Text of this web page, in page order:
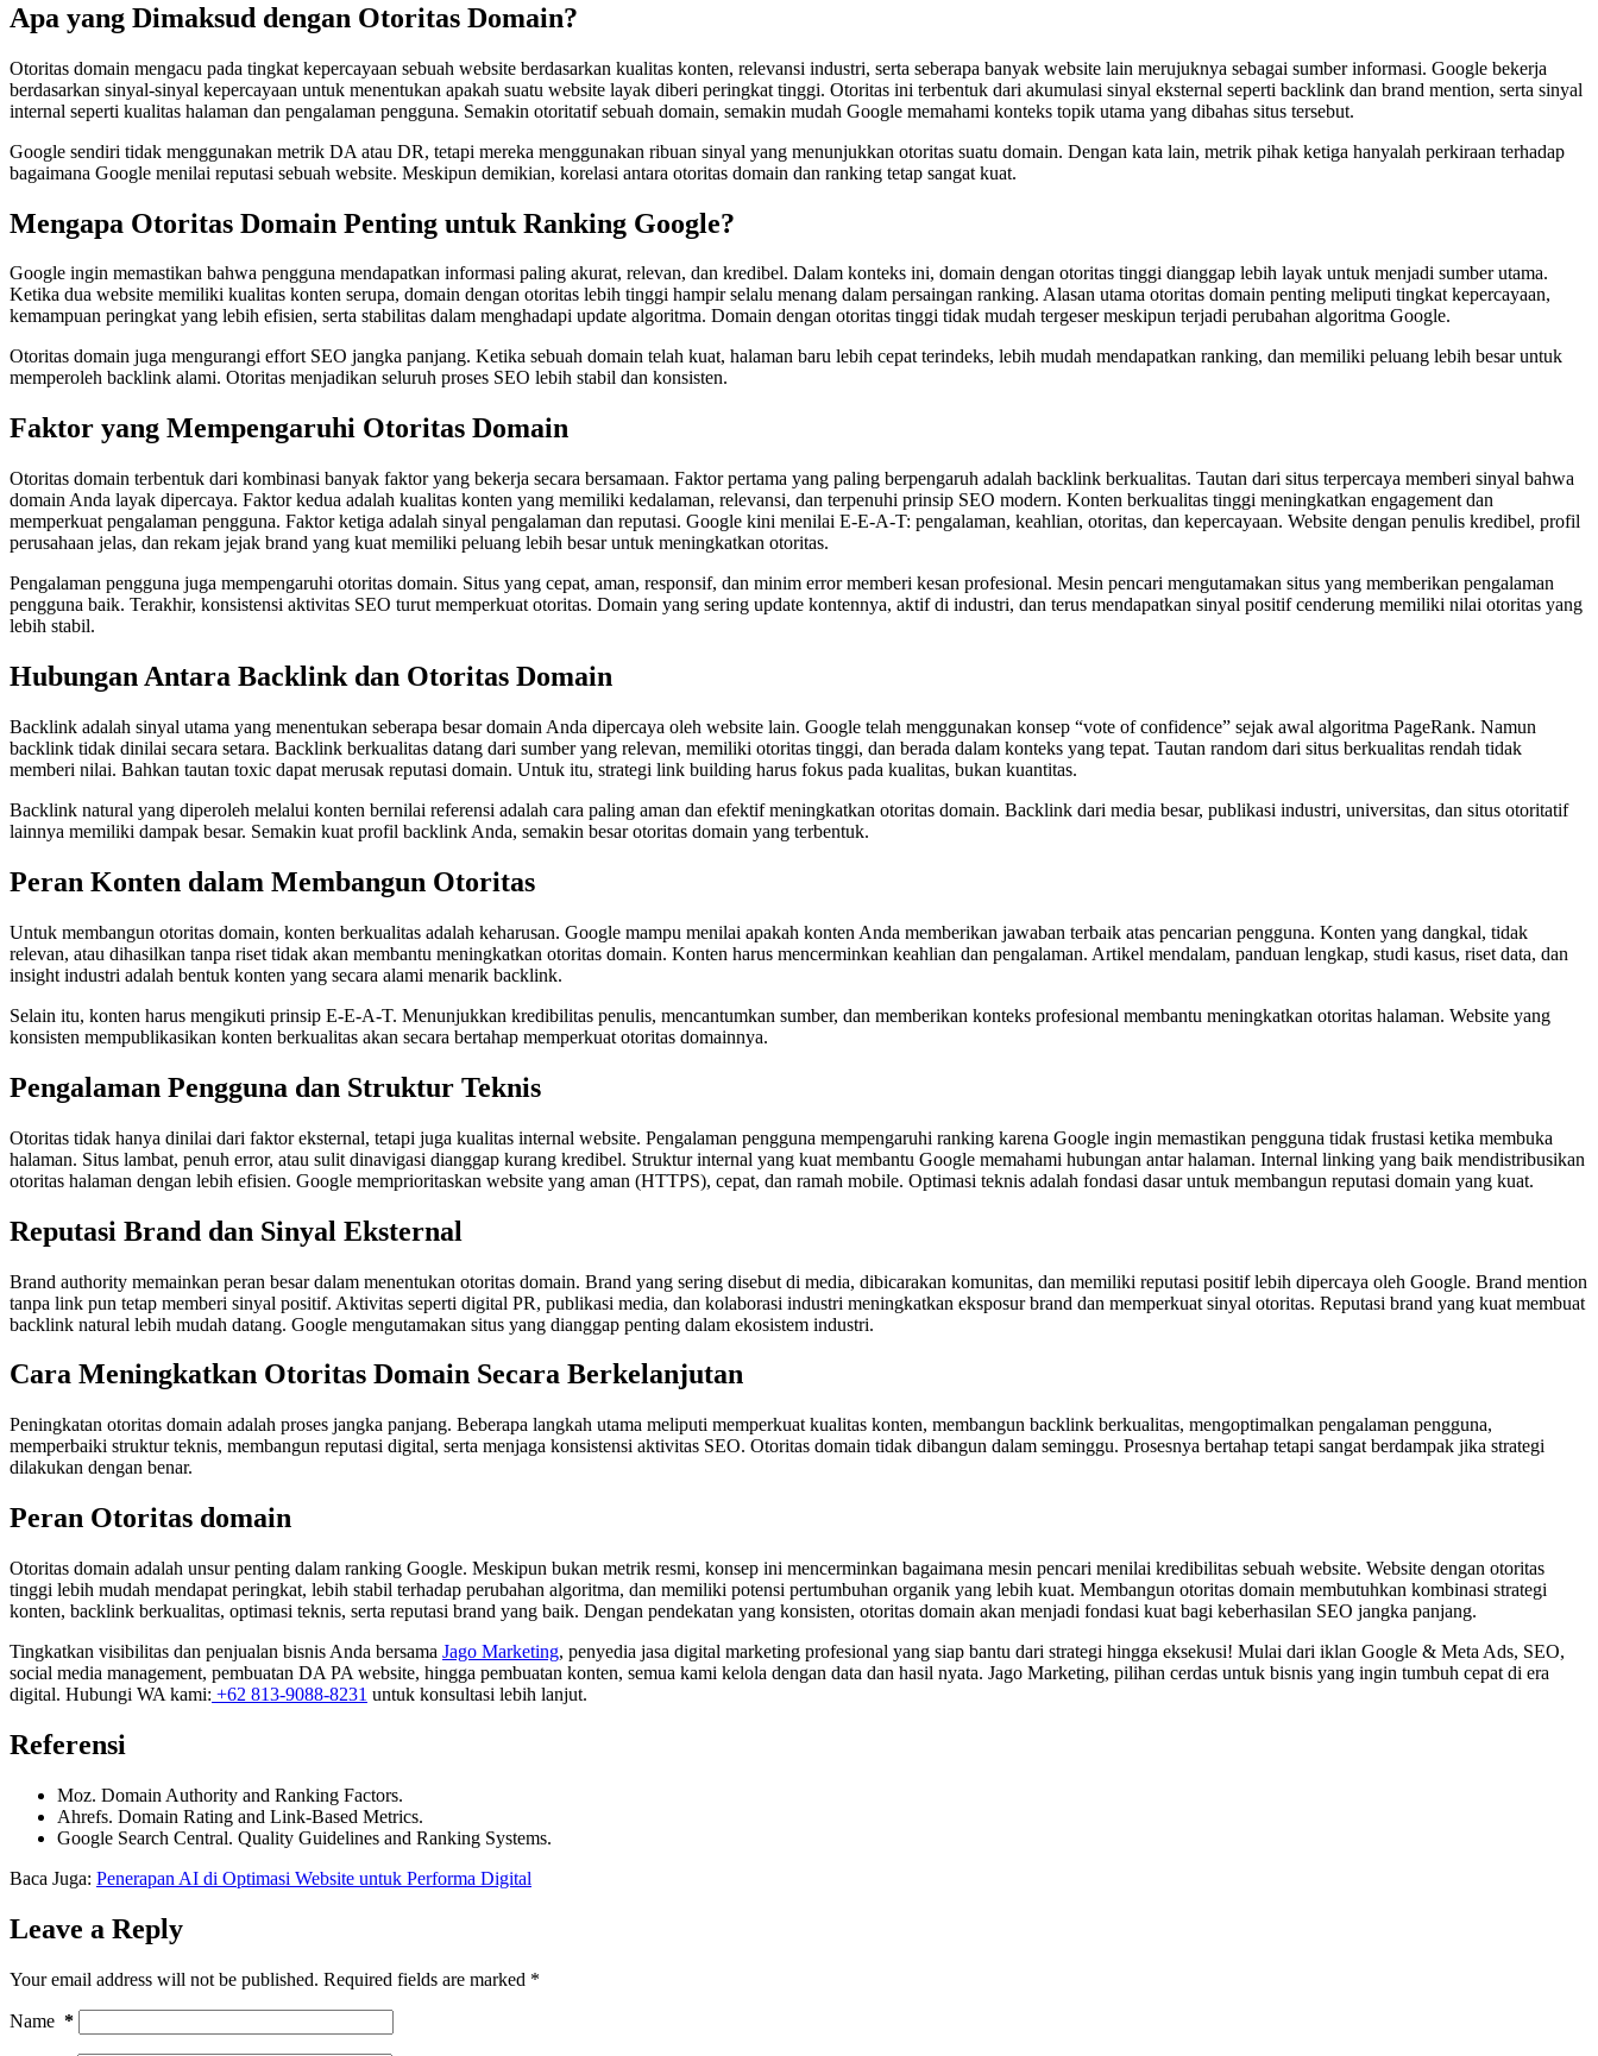
Apa yang Dimaksud dengan Otoritas Domain?
Otoritas domain mengacu pada tingkat kepercayaan sebuah website berdasarkan kualitas konten, relevansi industri, serta seberapa banyak website lain merujuknya sebagai sumber informasi. Google bekerja
berdasarkan sinyal-sinyal kepercayaan untuk menentukan apakah suatu website layak diberi peringkat tinggi. Otoritas ini terbentuk dari akumulasi sinyal eksternal seperti backlink dan brand mention, serta sinyal
internal seperti kualitas halaman dan pengalaman pengguna. Semakin otoritatif sebuah domain, semakin mudah Google memahami konteks topik utama yang dibahas situs tersebut.
Google sendiri tidak menggunakan metrik DA atau DR, tetapi mereka menggunakan ribuan sinyal yang menunjukkan otoritas suatu domain. Dengan kata lain, metrik pihak ketiga hanyalah perkiraan terhadap
bagaimana Google menilai reputasi sebuah website. Meskipun demikian, korelasi antara otoritas domain dan ranking tetap sangat kuat.
Mengapa Otoritas Domain Penting untuk Ranking Google?
Google ingin memastikan bahwa pengguna mendapatkan informasi paling akurat, relevan, dan kredibel. Dalam konteks ini, domain dengan otoritas tinggi dianggap lebih layak untuk menjadi sumber utama.
Ketika dua website memiliki kualitas konten serupa, domain dengan otoritas lebih tinggi hampir selalu menang dalam persaingan ranking. Alasan utama otoritas domain penting meliputi tingkat kepercayaan,
kemampuan peringkat yang lebih efisien, serta stabilitas dalam menghadapi update algoritma. Domain dengan otoritas tinggi tidak mudah tergeser meskipun terjadi perubahan algoritma Google.
Otoritas domain juga mengurangi effort SEO jangka panjang. Ketika sebuah domain telah kuat, halaman baru lebih cepat terindeks, lebih mudah mendapatkan ranking, dan memiliki peluang lebih besar untuk
memperoleh backlink alami. Otoritas menjadikan seluruh proses SEO lebih stabil dan konsisten.
Faktor yang Mempengaruhi Otoritas Domain
Otoritas domain terbentuk dari kombinasi banyak faktor yang bekerja secara bersamaan. Faktor pertama yang paling berpengaruh adalah backlink berkualitas. Tautan dari situs terpercaya memberi sinyal bahwa
domain Anda layak dipercaya. Faktor kedua adalah kualitas konten yang memiliki kedalaman, relevansi, dan terpenuhi prinsip SEO modern. Konten berkualitas tinggi meningkatkan engagement dan
memperkuat pengalaman pengguna. Faktor ketiga adalah sinyal pengalaman dan reputasi. Google kini menilai E-E-A-T: pengalaman, keahlian, otoritas, dan kepercayaan. Website dengan penulis kredibel, profil
perusahaan jelas, dan rekam jejak brand yang kuat memiliki peluang lebih besar untuk meningkatkan otoritas.
Pengalaman pengguna juga mempengaruhi otoritas domain. Situs yang cepat, aman, responsif, dan minim error memberi kesan profesional. Mesin pencari mengutamakan situs yang memberikan pengalaman
pengguna baik. Terakhir, konsistensi aktivitas SEO turut memperkuat otoritas. Domain yang sering update kontennya, aktif di industri, dan terus mendapatkan sinyal positif cenderung memiliki nilai otoritas yang
lebih stabil.
Hubungan Antara Backlink dan Otoritas Domain
Backlink adalah sinyal utama yang menentukan seberapa besar domain Anda dipercaya oleh website lain. Google telah menggunakan konsep “vote of confidence” sejak awal algoritma PageRank. Namun
backlink tidak dinilai secara setara. Backlink berkualitas datang dari sumber yang relevan, memiliki otoritas tinggi, dan berada dalam konteks yang tepat. Tautan random dari situs berkualitas rendah tidak
memberi nilai. Bahkan tautan toxic dapat merusak reputasi domain. Untuk itu, strategi link building harus fokus pada kualitas, bukan kuantitas.
Backlink natural yang diperoleh melalui konten bernilai referensi adalah cara paling aman dan efektif meningkatkan otoritas domain. Backlink dari media besar, publikasi industri, universitas, dan situs otoritatif
lainnya memiliki dampak besar. Semakin kuat profil backlink Anda, semakin besar otoritas domain yang terbentuk.
Peran Konten dalam Membangun Otoritas
Untuk membangun otoritas domain, konten berkualitas adalah keharusan. Google mampu menilai apakah konten Anda memberikan jawaban terbaik atas pencarian pengguna. Konten yang dangkal, tidak
relevan, atau dihasilkan tanpa riset tidak akan membantu meningkatkan otoritas domain. Konten harus mencerminkan keahlian dan pengalaman. Artikel mendalam, panduan lengkap, studi kasus, riset data, dan
insight industri adalah bentuk konten yang secara alami menarik backlink.
Selain itu, konten harus mengikuti prinsip E-E-A-T. Menunjukkan kredibilitas penulis, mencantumkan sumber, dan memberikan konteks profesional membantu meningkatkan otoritas halaman. Website yang
konsisten mempublikasikan konten berkualitas akan secara bertahap memperkuat otoritas domainnya.
Pengalaman Pengguna dan Struktur Teknis
Otoritas tidak hanya dinilai dari faktor eksternal, tetapi juga kualitas internal website. Pengalaman pengguna mempengaruhi ranking karena Google ingin memastikan pengguna tidak frustasi ketika membuka
halaman. Situs lambat, penuh error, atau sulit dinavigasi dianggap kurang kredibel. Struktur internal yang kuat membantu Google memahami hubungan antar halaman. Internal linking yang baik mendistribusikan
otoritas halaman dengan lebih efisien. Google memprioritaskan website yang aman (HTTPS), cepat, dan ramah mobile. Optimasi teknis adalah fondasi dasar untuk membangun reputasi domain yang kuat.
Reputasi Brand dan Sinyal Eksternal
Brand authority memainkan peran besar dalam menentukan otoritas domain. Brand yang sering disebut di media, dibicarakan komunitas, dan memiliki reputasi positif lebih dipercaya oleh Google. Brand mention
tanpa link pun tetap memberi sinyal positif. Aktivitas seperti digital PR, publikasi media, dan kolaborasi industri meningkatkan eksposur brand dan memperkuat sinyal otoritas. Reputasi brand yang kuat membuat
backlink natural lebih mudah datang. Google mengutamakan situs yang dianggap penting dalam ekosistem industri.
Cara Meningkatkan Otoritas Domain Secara Berkelanjutan
Peningkatan otoritas domain adalah proses jangka panjang. Beberapa langkah utama meliputi memperkuat kualitas konten, membangun backlink berkualitas, mengoptimalkan pengalaman pengguna,
memperbaiki struktur teknis, membangun reputasi digital, serta menjaga konsistensi aktivitas SEO. Otoritas domain tidak dibangun dalam seminggu. Prosesnya bertahap tetapi sangat berdampak jika strategi
dilakukan dengan benar.
Peran Otoritas domain
Otoritas domain adalah unsur penting dalam ranking Google. Meskipun bukan metrik resmi, konsep ini mencerminkan bagaimana mesin pencari menilai kredibilitas sebuah website. Website dengan otoritas
tinggi lebih mudah mendapat peringkat, lebih stabil terhadap perubahan algoritma, dan memiliki potensi pertumbuhan organik yang lebih kuat. Membangun otoritas domain membutuhkan kombinasi strategi
konten, backlink berkualitas, optimasi teknis, serta reputasi brand yang baik. Dengan pendekatan yang konsisten, otoritas domain akan menjadi fondasi kuat bagi keberhasilan SEO jangka panjang.
Tingkatkan visibilitas dan penjualan bisnis Anda bersama Jago Marketing, penyedia jasa digital marketing profesional yang siap bantu dari strategi hingga eksekusi! Mulai dari iklan Google & Meta Ads, SEO,
social media management, pembuatan DA PA website, hingga pembuatan konten, semua kami kelola dengan data dan hasil nyata. Jago Marketing, pilihan cerdas untuk bisnis yang ingin tumbuh cepat di era
digital. Hubungi WA kami: +62 813-9088-8231 untuk konsultasi lebih lanjut.
Referensi
Moz. Domain Authority and Ranking Factors.
Ahrefs. Domain Rating and Link-Based Metrics.
Google Search Central. Quality Guidelines and Ranking Systems.
Baca Juga: Penerapan AI di Optimasi Website untuk Performa Digital
Leave a Reply
Your email address will not be published. Required fields are marked *
Name *